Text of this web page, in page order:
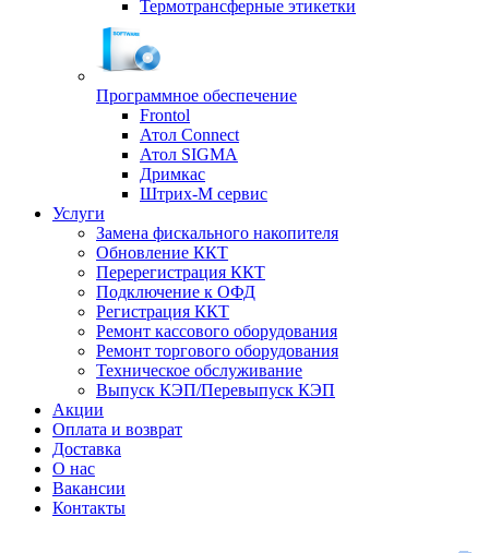
Термотрансферные этикетки
Программное обеспечение
Frontol
Атол Connect
Атол SIGMA
Дримкас
Штрих-М сервис
Услуги
Замена фискального накопителя
Обновление ККТ
Перерегистрация ККТ
Подключение к ОФД
Регистрация ККТ
Ремонт кассового оборудования
Ремонт торгового оборудования
Техническое обслуживание
Выпуск КЭП/Перевыпуск КЭП
Акции
Оплата и возврат
Доставка
О нас
Вакансии
Контакты